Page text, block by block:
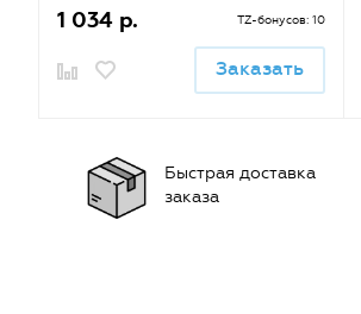
1 034 р. TZ-бонусов: 10
Заказать
Быстрая доставка
заказа